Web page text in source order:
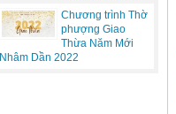
Chương trình Thờ
phượng Giao
Thừa Năm Mới
Nhâm Dần 2022